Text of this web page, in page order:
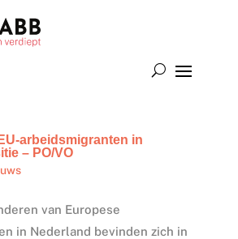
arbeidsmigranten in
– PO/VO
van Europese
in Nederland bevinden zich in